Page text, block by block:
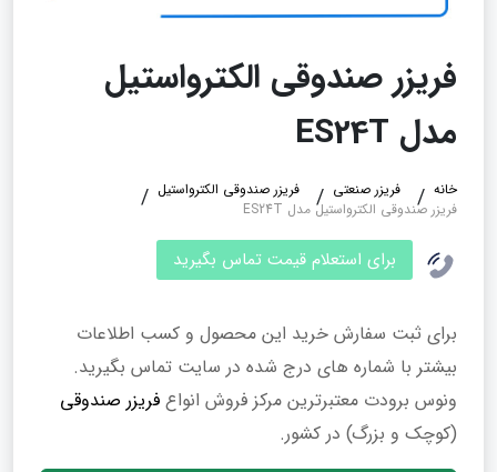
فریزر صندوقی الکترواستیل
مدل ES24T
خانه فریزر صنعتی
فریزر صندوقی الکترواستیل
فریزر صندوقی الکترواستیل مدل ES24T
برای استعلام قیمت تماس بگیرید
برای ثبت سفارش خرید این محصول و کسب اطلاعات
بیشتر با شماره های درج شده در سایت تماس بگیرید.
ونوس برودت معتبرترین مرکز فروش انواع فریزر صندوقی
(کوچک و بزرگ) در کشور.